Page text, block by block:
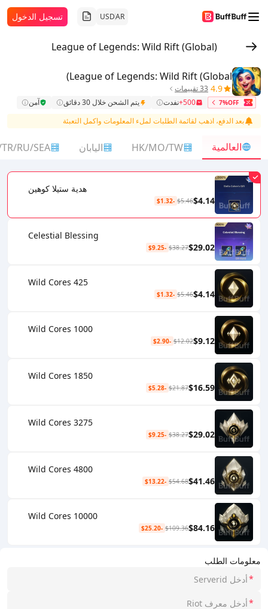
AR
USD تسجيل الدخول
League of Legends: Wild Rift (Global)
معلومات الطلب
*
*
League of Legends: Wild Rift (Global)
4.9 33 تقييمات
7%OFF
500+ نفدت يتم الشحن خلال 30 دقائق
آمن
بعد الدفع، اذهب لقائمة الطلبات لملء المعلومات واكمل التعبئة
العالمية HK/MO/TW اليابان RU/SEA
هدية ستيلا كوهين
$4.14
$5.46
-$1.32
Celestial Blessing
$29.02
$38.27
-$9.25
425 Wild Cores
$4.14
$5.46
-$1.32
1000 Wild Cores
$9.12
$12.02
-$2.90
1850 Wild Cores
$16.59
$21.87
-$5.28
3275 Wild Cores
$29.02
$38.27
-$9.25
4800 Wild Cores
$41.46
$54.68
-$13.22
10000 Wild Cores
$84.16
$109.36
-$25.20